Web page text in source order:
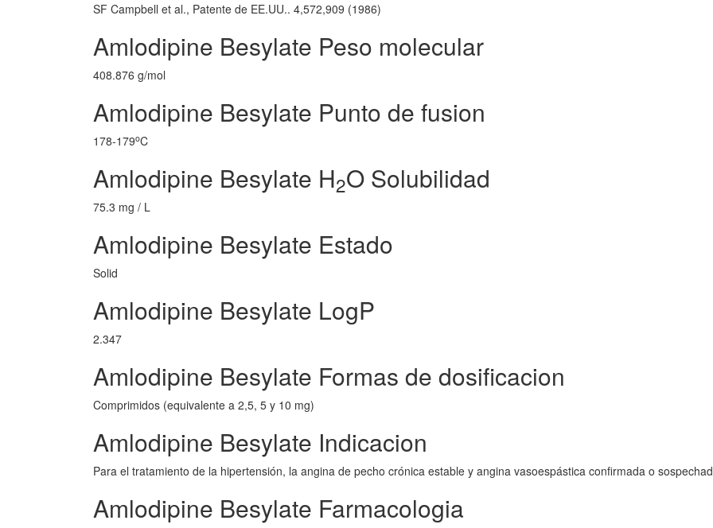
SF Campbell et al., Patente de EE.UU.. 4,572,909 (1986)
Amlodipine Besylate Peso molecular
408.876 g/mol
Amlodipine Besylate Punto de fusion
178-179oC
Amlodipine Besylate H2O Solubilidad
75.3 mg / L
Amlodipine Besylate Estado
Solid
Amlodipine Besylate LogP
2.347
Amlodipine Besylate Formas de dosificacion
Comprimidos (equivalente a 2,5, 5 y 10 mg)
Amlodipine Besylate Indicacion
Para el tratamiento de la hipertensión, la angina de pecho crónica estable y angina vasoespástica confirmada o
Amlodipine Besylate Farmacologia